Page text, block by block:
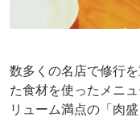
数多くの名店で修行
た食材を使ったメニ
リューム満点の「肉